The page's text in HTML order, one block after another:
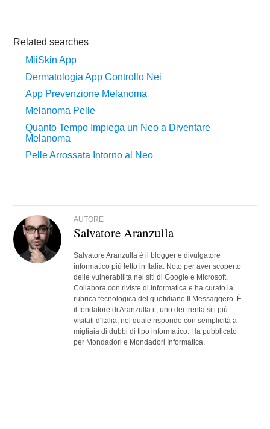
AUTORE
Salvatore Aranzulla
Salvatore Aranzulla è il blogger e divulgatore
informatico più letto in Italia. Noto per aver scoperto
delle vulnerabilità nei siti di Google e Microsoft.
Collabora con riviste di informatica e ha curato la
rubrica tecnologica del quotidiano Il Messaggero. È
il fondatore di Aranzulla.it, uno dei trenta siti più
visitati d'Italia, nel quale risponde con semplicità a
migliaia di dubbi di tipo informatico. Ha pubblicato
per Mondadori e Mondadori Informatica.